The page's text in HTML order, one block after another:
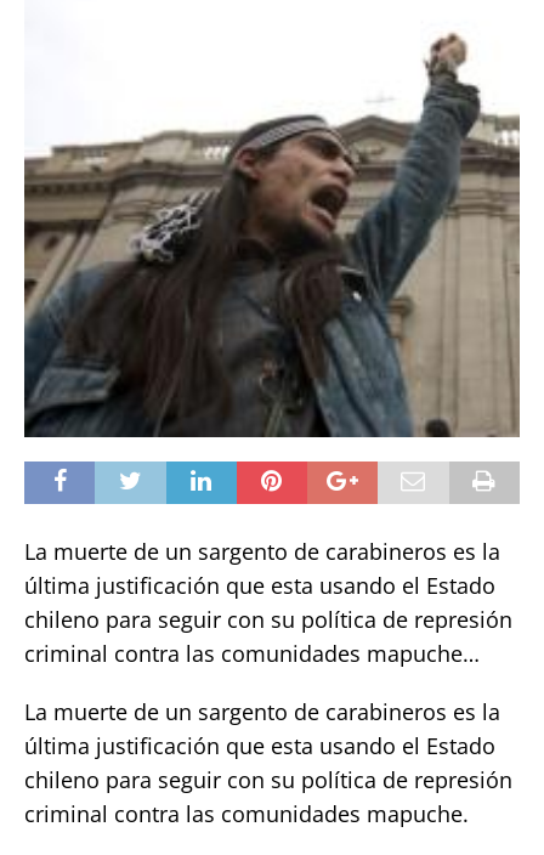
La muerte de un sargento de carabineros es la
última justificación que esta usando el Estado
chileno para seguir con su política de represión
criminal contra las comunidades mapuche…
La muerte de un sargento de carabineros es la
última justificación que esta usando el Estado
chileno para seguir con su política de represión
criminal contra las comunidades mapuche.